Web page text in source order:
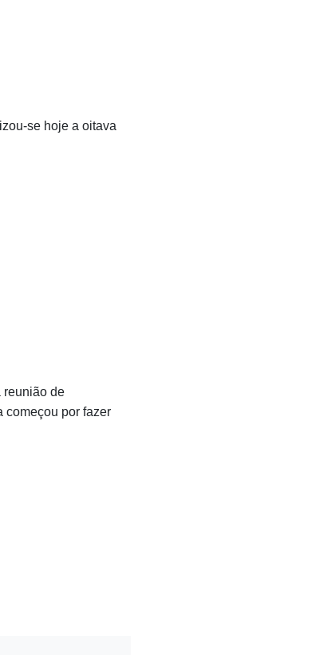
se hoje a oitava
reunião de
começou por fazer